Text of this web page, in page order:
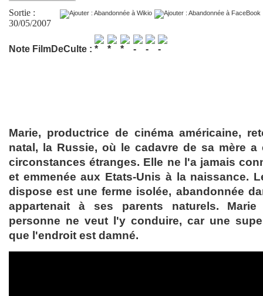
Sortie :
30/05/2007
Note FilmDeCulte :
Marie, productrice de cinéma américaine,
natal, la Russie, où le cadavre de sa mère a
circonstances étranges. Elle ne l'a jamais
et emmenée aux Etats-Unis à la naissance.
dispose est une ferme isolée, abandonnée
appartenait à ses parents naturels.
personne ne veut l'y conduire, car une
que l'endroit est damné.